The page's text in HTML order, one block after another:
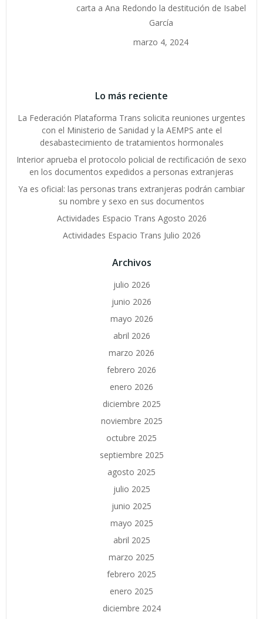
carta a Ana Redondo la destitución de Isabel
García
marzo 4, 2024
Lo más reciente
La Federación Plataforma Trans solicita reuniones urgentes
con el Ministerio de Sanidad y la AEMPS ante el
desabastecimiento de tratamientos hormonales
Interior aprueba el protocolo policial de rectificación de sexo
en los documentos expedidos a personas extranjeras
Ya es oficial: las personas trans extranjeras podrán cambiar
su nombre y sexo en sus documentos
Actividades Espacio Trans Agosto 2026
Actividades Espacio Trans Julio 2026
Archivos
julio 2026
junio 2026
mayo 2026
abril 2026
marzo 2026
febrero 2026
enero 2026
diciembre 2025
noviembre 2025
octubre 2025
septiembre 2025
agosto 2025
julio 2025
junio 2025
mayo 2025
abril 2025
marzo 2025
febrero 2025
enero 2025
diciembre 2024